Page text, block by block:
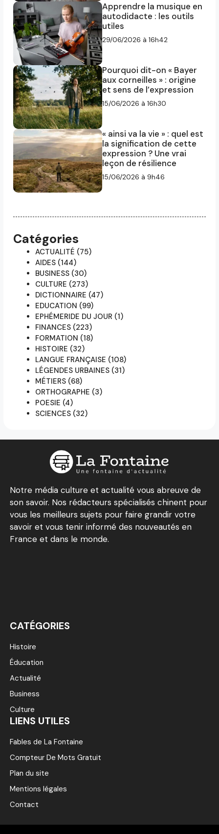
Apprendre la musique en
autodidacte : les outils
utiles
29/06/2026 à 16h42
Pourquoi dit-on « Bayer
aux corneilles » : origine
et sens de l’expression
15/06/2026 à 16h30
« ainsi va la vie » : quel est
la signification de cette
expression ? Une vrai
leçon de résilience
15/06/2026 à 9h46
Catégories
ACTUALITÉ (75)
AIDES (144)
BUSINESS (30)
CULTURE (273)
DICTIONNAIRE (47)
EDUCATION (99)
EPHÉMERIDE DU JOUR (1)
FINANCES (223)
FORMATION (18)
HISTOIRE (32)
LANGUE FRANÇAISE (108)
LÉGENDES URBAINES (31)
MÉTIERS (68)
ORTHOGRAPHE (3)
POESIE (4)
SCIENCES (32)
Notre média culture et actualité vous abreuve de
son savoir. Nos rédacteurs spécialisés chinent pour
vous les meilleurs sujets pour faire grandir votre
savoir et vous tenir informé des nouveautés en
France et dans le monde.
CATÉGORIES
Histoire
Éducation
Actualité
Business
Culture
LIENS UTILES
Fables de La Fontaine
Compteur De Mots Gratuit
Plan du site
Mentions légales
Contact